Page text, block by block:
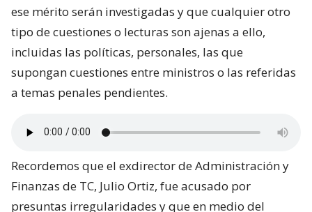
ese mérito serán investigadas y que cualquier otro
tipo de cuestiones o lecturas son ajenas a ello,
incluidas las políticas, personales, las que
supongan cuestiones entre ministros o las referidas
a temas penales pendientes.
Recordemos que el exdirector de Administración y
Finanzas de TC, Julio Ortiz, fue acusado por
presuntas irregularidades y que en medio del